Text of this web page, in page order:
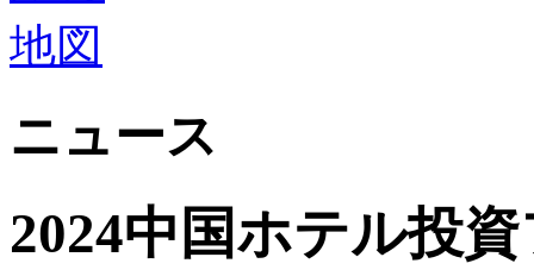
ニュース
2024中国ホテル投